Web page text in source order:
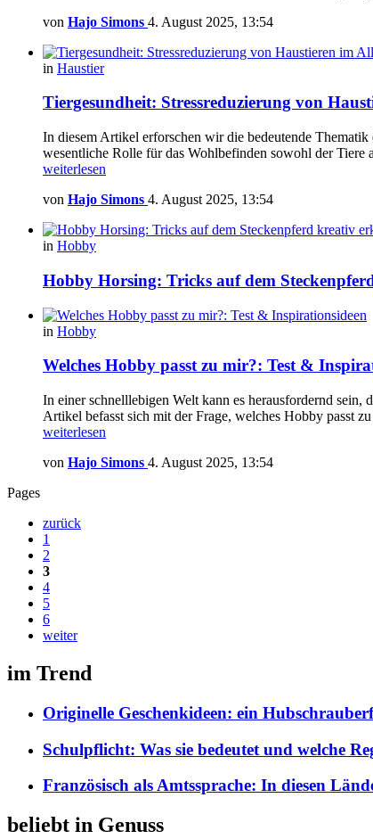
von Hajo Simons 4. August 2025, 13:54
in Haustier
Tiergesundheit: Stressreduzierung von
In diesem Artikel erforschen wir die bedeutende
wesentliche Rolle für das Wohlbefinden sowohl der
weiterlesen
von Hajo Simons 4. August 2025, 13:54
in Hobby
Hobby Horsing: Tricks auf dem
in Hobby
Welches Hobby passt zu mir?: Test &
In einer schnelllebigen Welt kann es herausfordernd sein,
Artikel befasst sich mit der Frage, welches Hobby passt
weiterlesen
von Hajo Simons 4. August 2025, 13:54
Pages
zurück
1
2
3
4
5
6
weiter
im Trend
Originelle Geschenkideen: ein
Schulpflicht: Was sie bedeutet und welche
Französisch als Amtssprache: In diesen
beliebt in Genuss